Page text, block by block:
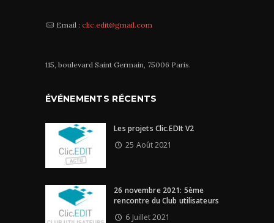
Email : clic.edit@gmail.com
115, boulevard Saint Germain, 75006 Paris.
ÉVÉNEMENTS RÉCENTS
Les projets Clic.EDIt V2
25 Août 2021
26 novembre 2021: 5ème
rencontre du Club utilisateurs
6 Juillet 2021